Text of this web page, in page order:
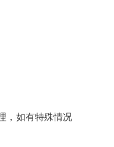
，如有特殊情况